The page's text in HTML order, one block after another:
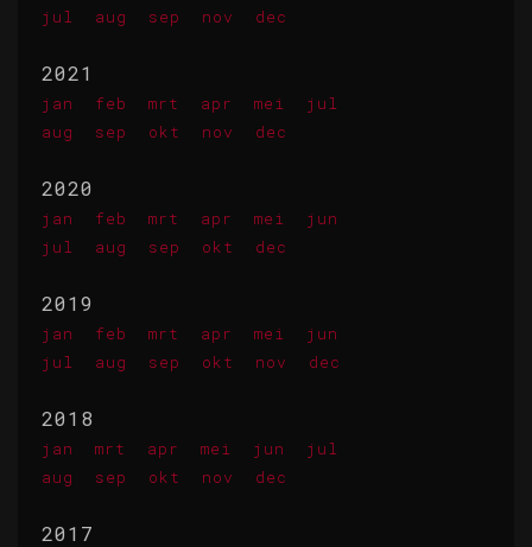
jul
aug sep nov dec
2021
jan feb mrt apr mei
jul
aug
sep okt nov dec
2020
jan feb mrt apr mei
jun
jul
aug sep okt dec
2019
jan feb mrt apr mei
jun
jul
aug sep okt nov dec
2018
jan mrt apr mei jun
jul
aug
sep okt nov dec
2017